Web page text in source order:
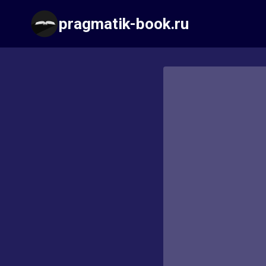
содержимому
pragmatik-book.ru